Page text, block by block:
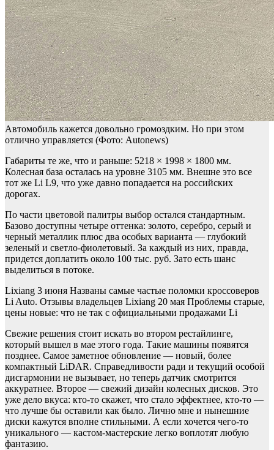
Автомобиль кажется довольно громоздким. Но при этом
отлично управляется (Фото: Autonews)
Габариты те же, что и раньше: 5218 × 1998 × 1800 мм.
Колесная база осталась на уровне 3105 мм. Внешне это все
тот же Li L9, что уже давно попадается на российских
дорогах.
По части цветовой палитры выбор остался стандартным.
Базово доступны четыре оттенка: золото, серебро, серый и
черный металлик плюс два особых варианта — глубокий
зеленый и светло-фиолетовый. За каждый из них, правда,
придется доплатить около 100 тыс. руб. Зато есть шанс
выделиться в потоке.
Lixiang 3 июня Названы самые частые поломки кроссоверов
Li Auto. Отзывы владельцев Lixiang 20 мая Проблемы старые,
цены новые: что не так с официальными продажами Li
Свежие решения стоит искать во втором рестайлинге,
который вышел в мае этого года. Такие машины появятся
позднее. Самое заметное обновление — новый, более
компактный LiDAR. Справедливости ради и текущий особой
дисгармонии не вызывает, но теперь датчик смотрится
аккуратнее. Второе — свежий дизайн колесных дисков. Это
уже дело вкуса: кто-то скажет, что стало эффектнее, кто-то —
что лучше бы оставили как было. Лично мне и нынешние
диски кажутся вполне стильными. А если хочется чего-то
уникального — кастом-мастерские легко воплотят любую
фантазию.